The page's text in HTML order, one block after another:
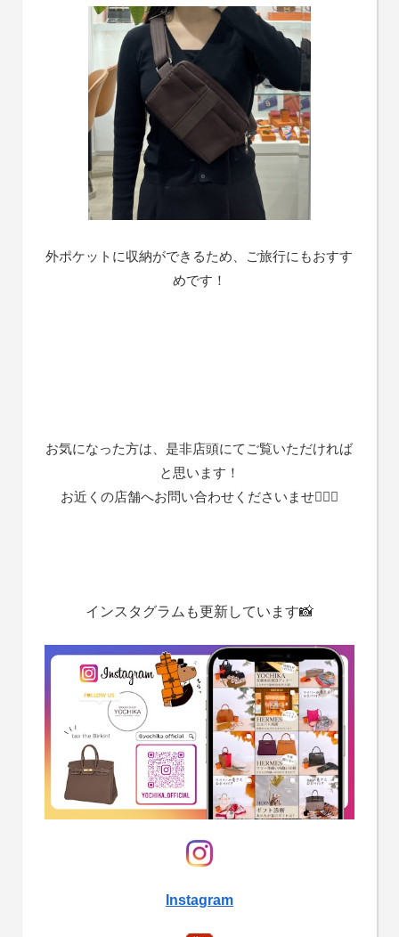
外ポケットに収納ができるため、ご旅行にもおすす
めです！
お気になった方は、是非店頭にてご覧いただければ
と思います！
お近くの店舗へお問い合わせくださいませ🙇🏻‍♀️
インスタグラムも更新しています📸
Instagram